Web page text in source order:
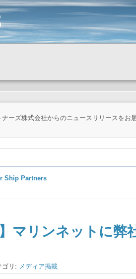
ーズ株式会社からのニュースリリースをお
Ship Partners
】マリンネットに
ゴリ: メディア掲載